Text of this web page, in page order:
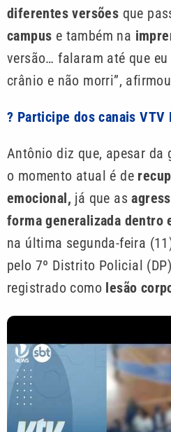
diferentes versões que
campus e também na
versão… falaram até que
crânio e não morri”,
? Participe dos canais VTV
Antônio diz que, apesar da
o momento atual é de
emocional, já que as
forma generalizada dentro
na última segunda-feira
pelo 7º Distrito Policial
registrado como lesão